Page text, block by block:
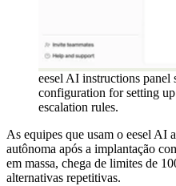
eesel AI instructions
configuration for setting
escalation rules.
As equipes que usam o eesel AI
autônoma após a implantação
em massa, chega de limites de
alternativas repetitivas.